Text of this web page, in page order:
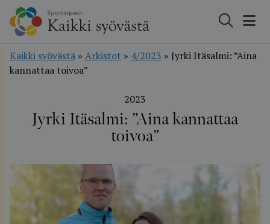
Hyppää
sisältöön
Kaikki syövästä » Arkistot » 4/2023 » Jyrki Itäsalmi: ”Aina
kannattaa toivoa”
2023
Jyrki Itäsalmi: ”Aina kannattaa
toivoa”